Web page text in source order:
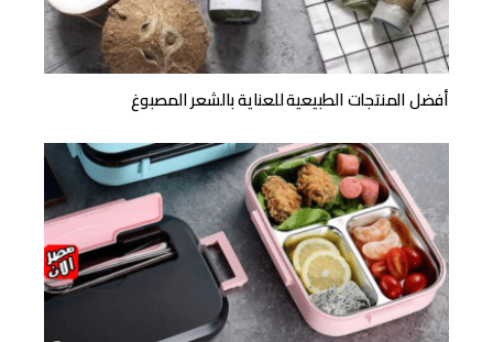
أفضل المنتجات الطبيعية للعناية بالشعر المصبوغ